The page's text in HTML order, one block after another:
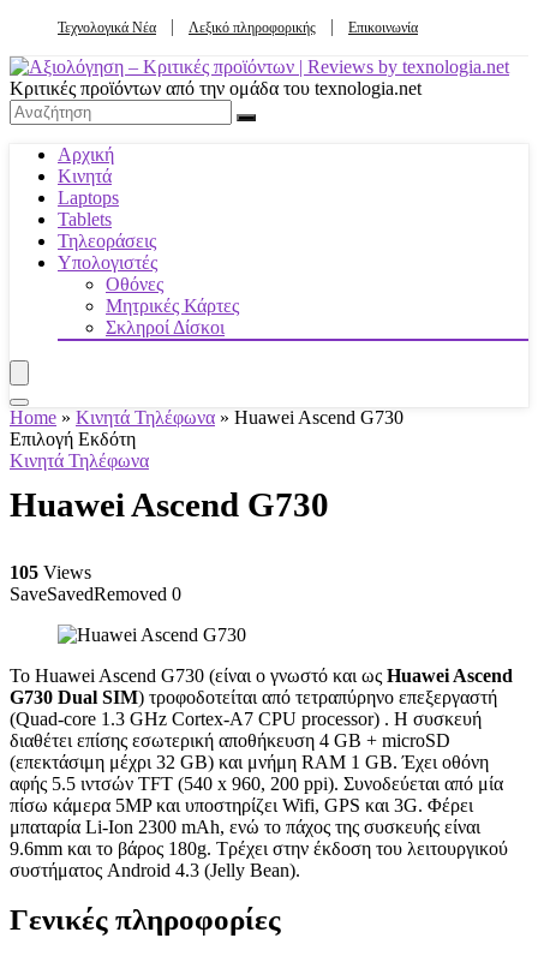
Τεχνολογικά Νέα Λεξικό πληροφορικής Επικοινωνία
Κριτικές προϊόντων από την ομάδα του texnologia.net
Αρχική
Κινητά
Laptops
Tablets
Τηλεοράσεις
Υπολογιστές
Οθόνες
Μητρικές Κάρτες
Σκληροί Δίσκοι
Home » Κινητά Τηλέφωνα » Huawei Ascend G730
Επιλογή Εκδότη
Κινητά Τηλέφωνα
Huawei Ascend G730
105 Views
SaveSavedRemoved 0
Το Huawei Ascend G730 (είναι ο γνωστό και ως Huawei Ascend
G730 Dual SIM) τροφοδοτείται από τετραπύρηνο επεξεργαστή
(Quad-core 1.3 GHz Cortex-A7 CPU processor) . Η συσκευή
διαθέτει επίσης εσωτερική αποθήκευση 4 GB + microSD
(επεκτάσιμη μέχρι 32 GB) και μνήμη RAM 1 GB. Έχει οθόνη
αφής 5.5 ιντσών TFT (540 x 960, 200 ppi). Συνοδεύεται από μία
πίσω κάμερα 5MP και υποστηρίζει Wifi, GPS και 3G. Φέρει
μπαταρία Li-Ion 2300 mAh, ενώ το πάχος της συσκευής είναι
9.6mm και το βάρος 180g. Τρέχει στην έκδοση του λειτουργικού
συστήματος Android 4.3 (Jelly Bean).
Γενικές πληροφορίες